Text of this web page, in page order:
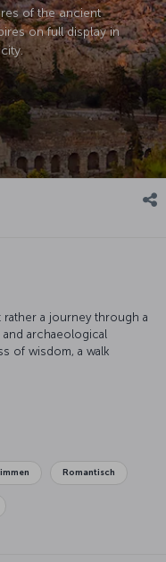
of the ancient
on full display in
a journey through a
archaeological
of wisdom, a walk
to the Acropolis, the
soldiers from
museums of the city.
and other delicacies it is
Romantisch